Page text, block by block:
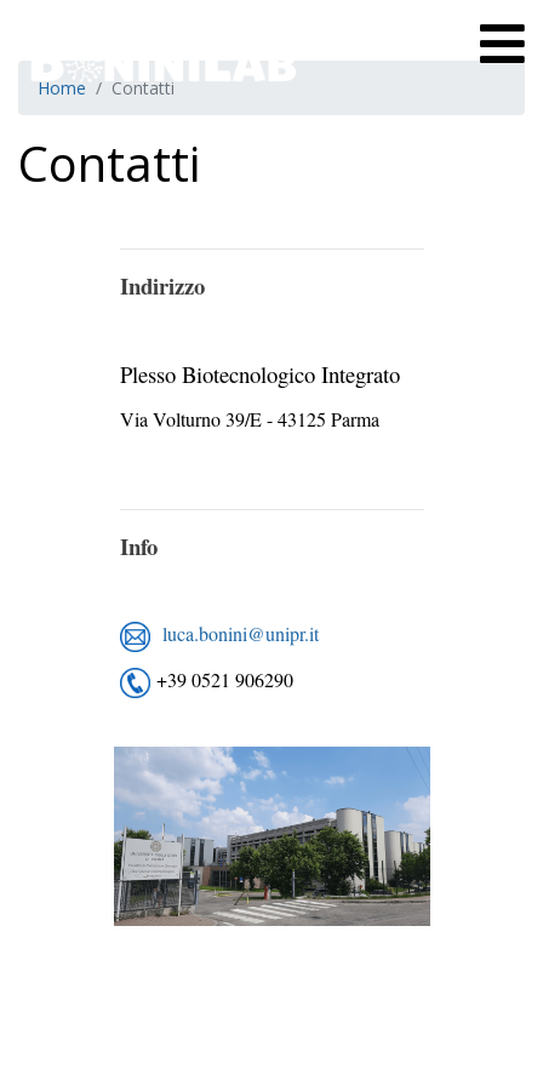
Home Contatti
Contatti
Indirizzo
Plesso Biotecnologico Integrato
Via Volturno 39/E - 43125 Parma
Info
luca.bonini@unipr.it
+39 0521 906290